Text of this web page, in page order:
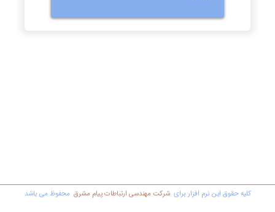
کليه حقوق اين نرم افزار برای شرکت مهندسي ارتباطات پیام مشرق محفوظ مي باشد